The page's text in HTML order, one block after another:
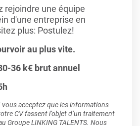
rejoindre une équipe
d'une entreprise en
plus: Postulez!
au plus vite.
36 k€ brut annuel
vous acceptez que les informations
CV fassent l’objet d’un traitement
Groupe LINKING TALENTS. Nous